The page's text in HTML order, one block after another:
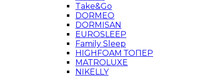
Take&Go
DORMEO
DORMISAN
EUROSLEEP
Family Sleep
HIGHFOAM ТОПЕР
MATROLUXE
NIKELLY